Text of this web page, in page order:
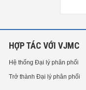
HỢP TÁC VỚI VJMC
Hệ thống Đại lý phân phối
Trở thành Đại lý phân phối